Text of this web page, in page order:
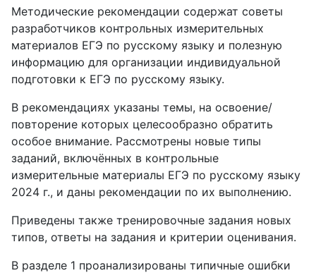
Методические рекомендации содержат советы
разработчиков контрольных измерительных
материалов ЕГЭ по русскому языку и полезную
информацию для организации индивидуальной
подготовки к ЕГЭ по русскому языку.
В рекомендациях указаны темы, на освоение/
повторение которых целесообразно обратить
особое внимание. Рассмотрены новые типы
заданий, включённых в контрольные
измерительные материалы ЕГЭ по русскому языку
2024 г., и даны рекомендации по их выполнению.
Приведены также тренировочные задания новых
типов, ответы на задания и критерии оценивания.
В разделе 1 проанализированы типичные ошибки